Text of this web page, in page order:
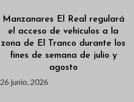
Manzanares El Real regulará
el acceso de vehículos a la
zona de El Tranco durante los
fines de semana de julio y
agosto
26 junio, 2026